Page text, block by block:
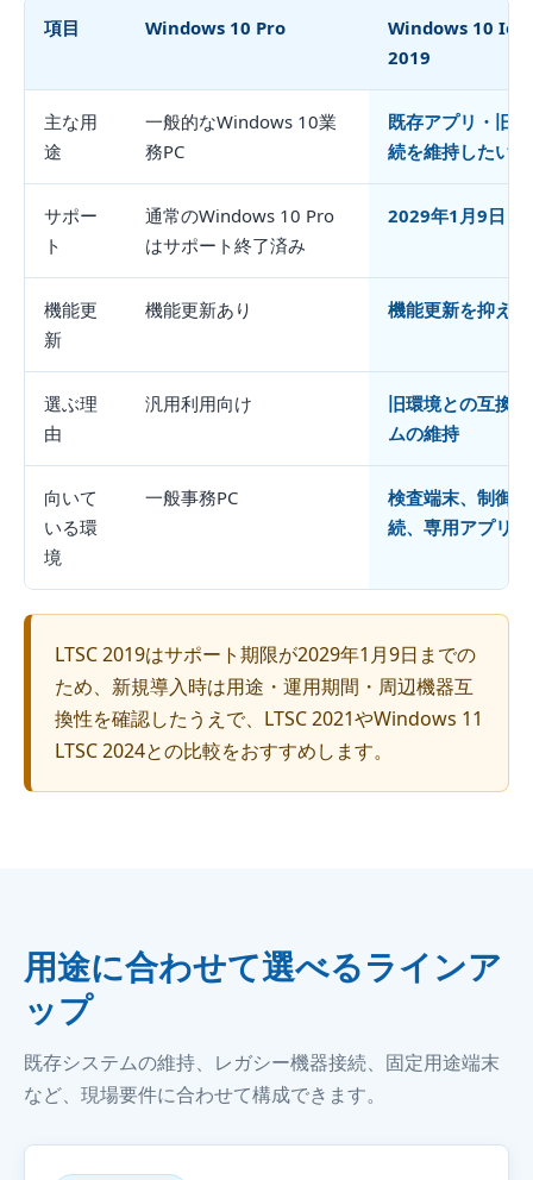
項目 Windows 10 Pro
Windows 10 IoT
2019
主な用
途
一般的なWindows 10業
務PC
既存アプリ・旧
続を維持したい
サポー
ト
通常のWindows 10 Pro
はサポート終了済み
2029年1月9日ま
機能更
新
機能更新あり 機能更新を抑え
選ぶ理
由
汎用利用向け
旧環境との互換
ムの維持
向いて
いる環
境
一般事務PC
検査端末、制御
続、専用アプリ
LTSC 2019はサポート期限が2029年1月9日までの
ため、新規導入時は用途・運用期間・周辺機器互
換性を確認したうえで、LTSC 2021やWindows 11
LTSC 2024との比較をおすすめします。
用途に合わせて選べるラインア
ップ
既存システムの維持、レガシー機器接続、固定用途端末
など、現場要件に合わせて構成できます。